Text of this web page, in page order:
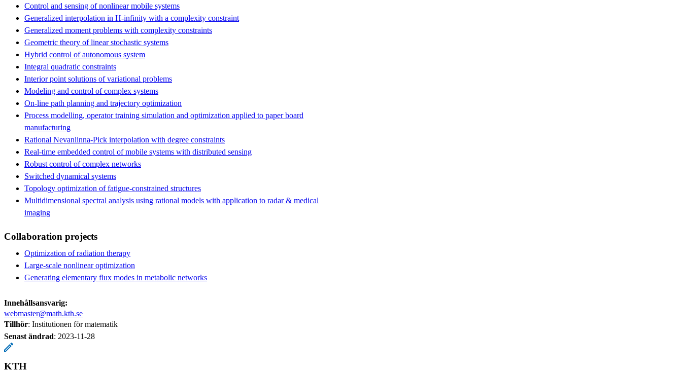
Control and sensing of nonlinear mobile systems
Generalized interpolation in H-infinity with a complexity constraint
Generalized moment problems with complexity constraints
Geometric theory of linear stochastic systems
Hybrid control of autonomous system
Integral quadratic constraints
Interior point solutions of variational problems
Modeling and control of complex systems
On-line path planning and trajectory optimization
Process modelling, operator training simulation and optimization applied to paper board
manufacturing
Rational Nevanlinna-Pick interpolation with degree constraints
Real-time embedded control of mobile systems with distributed sensing
Robust control of complex networks
Switched dynamical systems
Topology optimization of fatigue-constrained structures
Multidimensional spectral analysis using rational models with application to radar & medical
imaging
Collaboration projects
Optimization of radiation therapy
Large-scale nonlinear optimization
Generating elementary flux modes in metabolic networks
Innehållsansvarig:
webmaster@math.kth.se
Tillhör: Institutionen för matematik
Senast ändrad: 2023-11-28
KTH